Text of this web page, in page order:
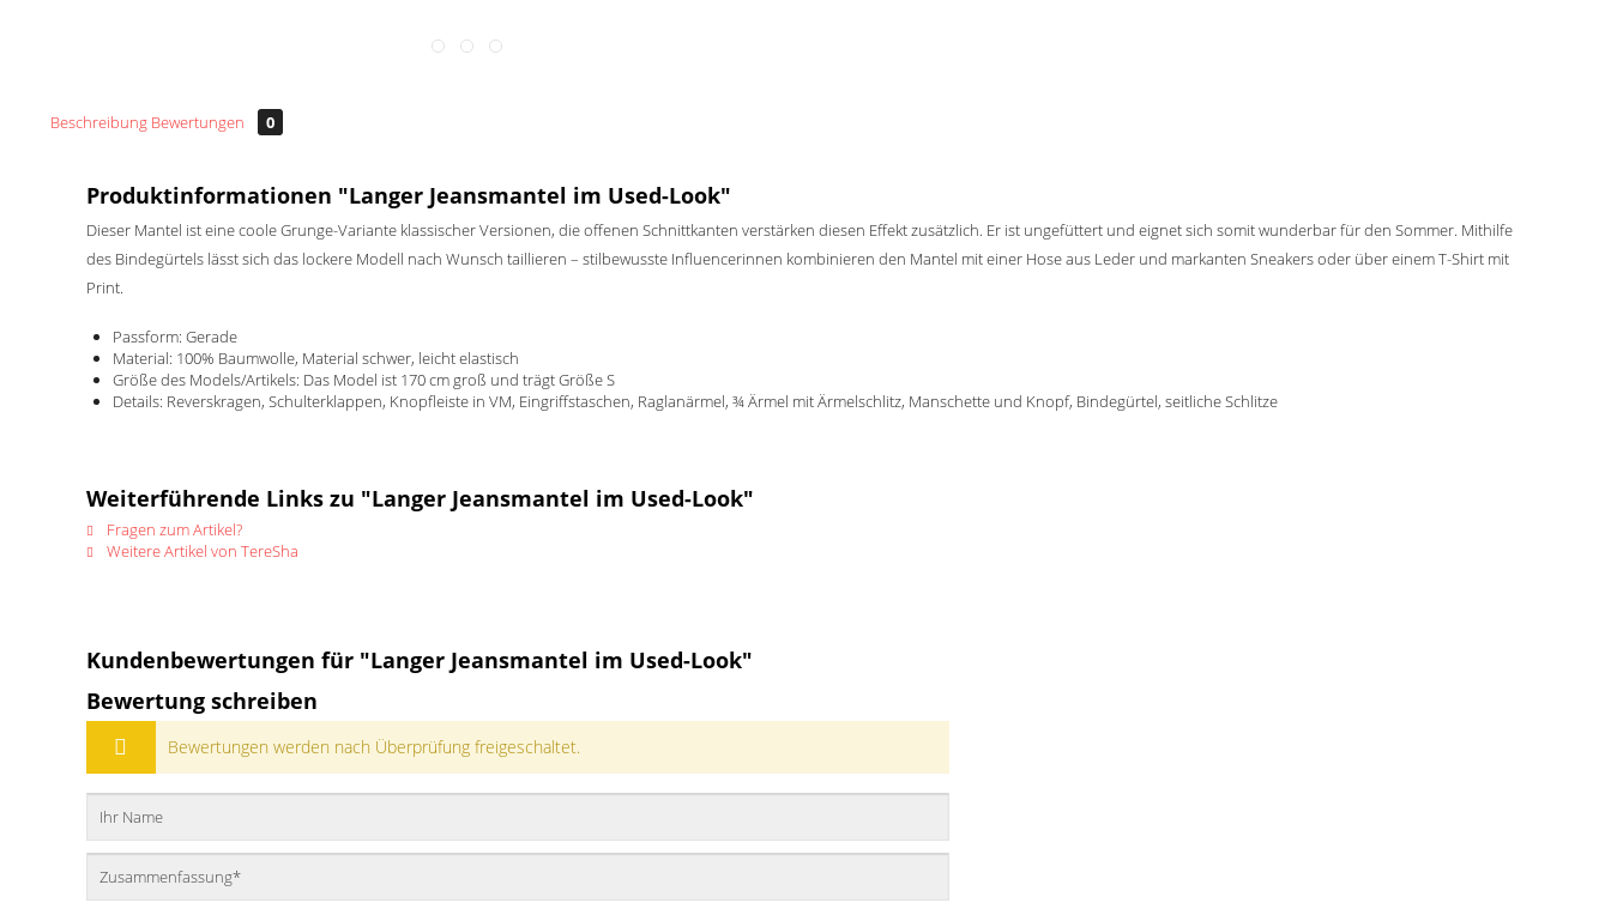
Beschreibung Bewertungen 0
Produktinformationen "Langer Jeansmantel im Used-Look"
Dieser Mantel ist eine coole Grunge-Variante klassischer Versionen, die offenen Schnittkanten verstärken diesen Effekt zusätzlich. Er ist ungefüttert und eignet sich somit wunderbar für den Sommer. Mithilfe
des Bindegürtels lässt sich das lockere Modell nach Wunsch taillieren – stilbewusste Influencerinnen kombinieren den Mantel mit einer Hose aus Leder und markanten Sneakers oder über einem T-Shirt mit
Print.
Passform: Gerade
Material: 100% Baumwolle, Material schwer, leicht elastisch
Größe des Models/Artikels: Das Model ist 170 cm groß und trägt Größe S
Details: Reverskragen, Schulterklappen, Knopfleiste in VM, Eingriffstaschen, Raglanärmel, ¾ Ärmel mit Ärmelschlitz, Manschette und Knopf, Bindegürtel, seitliche Schlitze
Weiterführende Links zu "Langer Jeansmantel im Used-Look"
Fragen zum Artikel?
Weitere Artikel von TereSha
Kundenbewertungen für "Langer Jeansmantel im Used-Look"
Bewertung schreiben
Bewertungen werden nach Überprüfung freigeschaltet.